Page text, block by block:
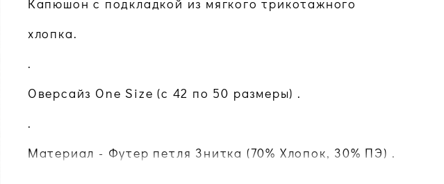
Капюшон с подкладкой из мягкого трикотажного
хлопка.
.
Оверсайз One Size (с 42 по 50 размеры) .
.
Материал - Футер петля 3нитка (70% Хлопок, 30% ПЭ) .